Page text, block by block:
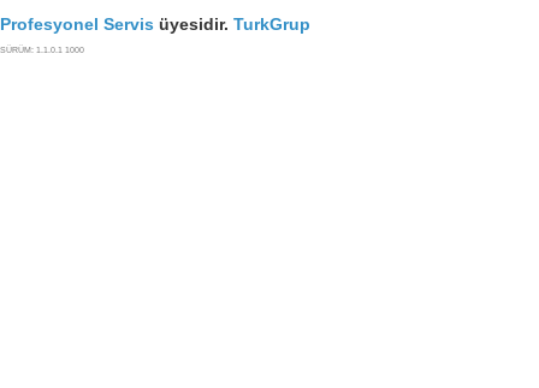
Profesyonel Servis üyesidir. TurkGrup
SÜRÜM: 1.1.0.1 1000